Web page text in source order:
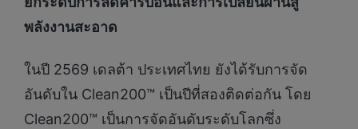
พลังงานสะอาด
ในปี 2569 เดลต้า ประเทศไทย ยังได้รับการจัด
อันดับใน Clean200™ เป็นปีที่สองติดต่อกัน โดย
Clean200™ เป็นการจัดอันดับระดับโลกซึ่ง